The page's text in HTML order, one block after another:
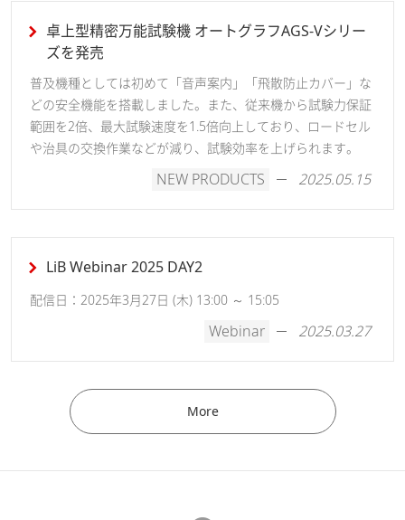
卓上型精密万能試験機 オートグラフAGS-Vシリー
ズを発売
普及機種としては初めて「音声案内」「飛散防止カバー」な
どの安全機能を搭載しました。また、従来機から試験力保証
範囲を2倍、最大試験速度を1.5倍向上しており、ロードセル
や治具の交換作業などが減り、試験効率を上げられます。
NEW PRODUCTS 2025.05.15
LiB Webinar 2025 DAY2
配信日：2025年3月27日 (木) 13:00 ～ 15:05
Webinar 2025.03.27
More